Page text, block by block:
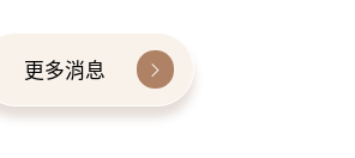
更多消息